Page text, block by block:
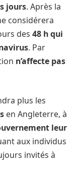
jours. Après la
considérera
des 48 h qui
. Par
n’affecte pas
plus les
en Angleterre, à
leur
aux individus
invités à